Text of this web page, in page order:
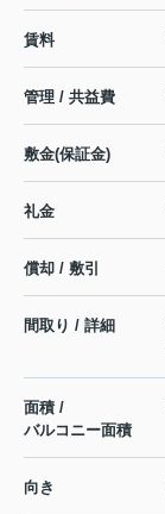
賃料
管理 / 共益費
敷金(保証金)
礼金
償却 / 敷引
間取り / 詳細
面積 /
バルコニー面積
向き